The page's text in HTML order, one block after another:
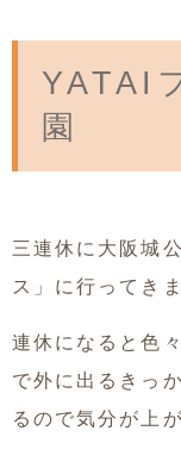
YATAI
園
三連休に大阪城
ス」に行ってき
連休になると色
で外に出るきっ
るので気分が上